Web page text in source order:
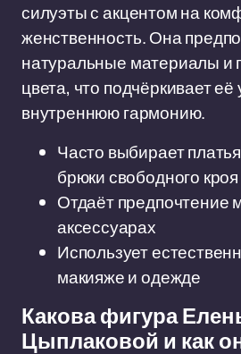
силуэты с акцентом на
женственность. Она
натуральные материалы и
цвета, что подчёркивает
внутреннюю гармонию.
Часто выбирает
брюки свободного кроя
Отдаёт предпочтение
аксессуарах
Использует
макияже и одежде
Какова фигура
Цыплаковой и как